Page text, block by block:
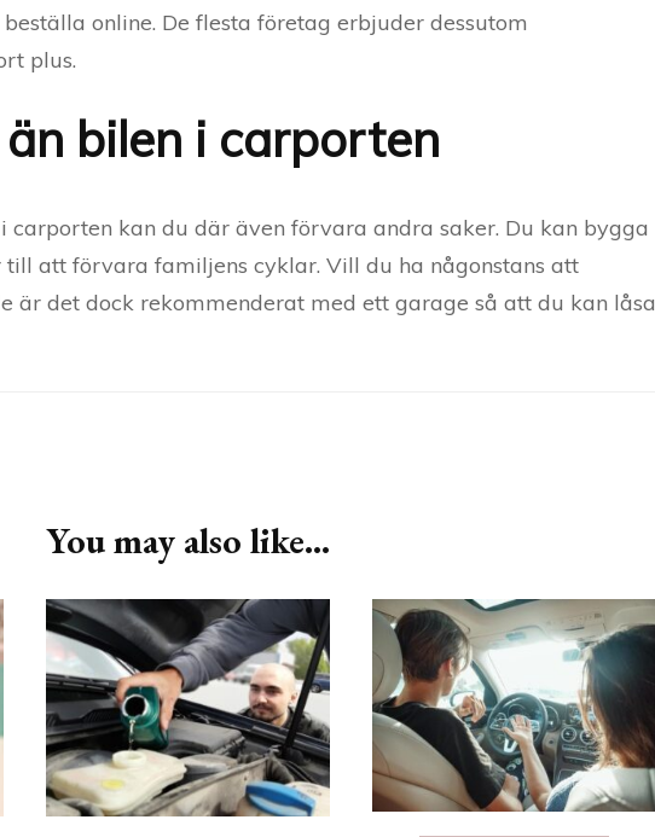
online. De flesta företag erbjuder dessutom
plus.
bilen i carporten
kan du där även förvara andra saker. Du kan bygga
att förvara familjens cyklar. Vill du ha någonstans att
är det dock rekommenderat med ett garage så att du kan låsa
You may also like...